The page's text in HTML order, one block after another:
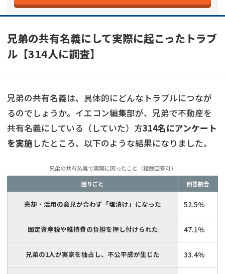
兄弟の共有名義にして実際に起こったトラブ
ル【314人に調査】
兄弟の共有名義は、具体的にどんなトラブルにつなが
るのでしょうか。イエコン編集部が、兄弟で不動産を
共有名義にしている（していた）方314名にアンケート
を実施したところ、以下のような結果になりました。
兄弟の共有名義で実際に困ったこと（複数回答可）
困りごと
回答割合
売却・活用の意見が合わず「塩漬け」になった 52.5%
固定資産税や維持費の負担を押し付けられた 47.1%
兄弟の1人が実家を独占し、不公平感が生じた 33.4%